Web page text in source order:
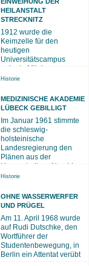
HEILANSTALT
STRECKNITZ
1912 wurde die
Keimzelle für den
heutigen
Universitätscampus
gelegt - Mit der
Straßenbahn und dann
Historie
MEDIZINISCHE AKADEMIE
LÜBECK GEBILLIGT
Im Januar 1961 stimmte
die schleswig-
holsteinische
Landesregierung den
Plänen aus der
Hansestadt zu. Nun hing
alles vom
Historie
OHNE WASSERWERFER
UND PRÜGEL
Am 11. April 1968 wurde
auf Rudi Dutschke, den
Wortführer der
Studentenbewegung, in
Berlin ein Attentat verübt